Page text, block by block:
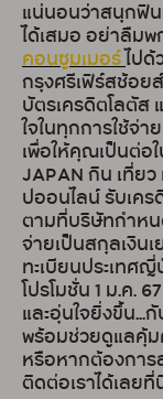
แน่นอนว่าสนุกฟิน
ได้เสมอ อย่าลืมพ
คอนซูมเมอร์ไปด้
กรุงศรีเฟิร์สช้อย
บัตรเครดิตโลตัส
ใจในทุกการใช้จ่
เพื่อให้คุณเป็นต่อ
JAPAN กิน เที่ย
ปออนไลน์ รับเคร
ตามที่บริษัทกำหน
จ่ายเป็นสกุลเงิน
ทะเบียนประเทศ
โปรโมชั่น 1 ม.ค.
และอุ่นใจยิ่งขึ้น...กั
พร้อมช่วยดูแลคุ้ม
หรือหากต้องการ
ติดต่อเราได้เลยที่